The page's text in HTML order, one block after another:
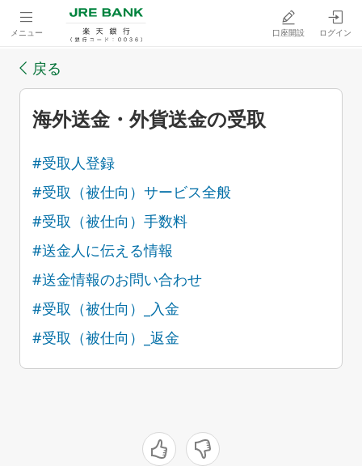
メニュー 口座開設 ログイン
戻る
海外送金・外貨送金の受取
#受取人登録
#受取（被仕向）サービス全般
#受取（被仕向）手数料
#送金人に伝える情報
#送金情報のお問い合わせ
#受取（被仕向）_入金
#受取（被仕向）_返金